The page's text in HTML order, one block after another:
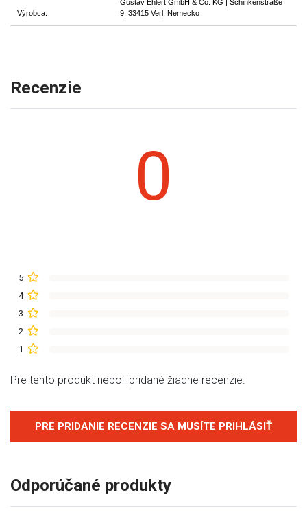
Výrobca:
Gustav Ehlert GmbH & Co. KG | Schinkenstraße
9, 33415 Verl, Nemecko
Recenzie
0
5
4
3
2
1
Pre tento produkt neboli pridané žiadne recenzie.
PRE PRIDANIE RECENZIE SA MUSÍTE PRIHLÁSIŤ
Odporúčané produkty